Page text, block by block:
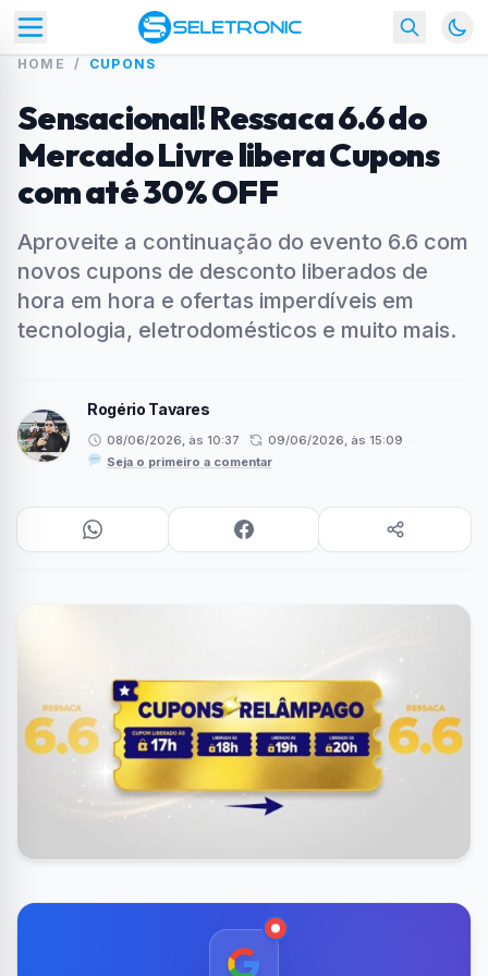
HOME / CUPONS
Sensacional! Ressaca 6.6 do
Mercado Livre libera Cupons
com até 30% OFF
Aproveite a continuação do evento 6.6 com
novos cupons de desconto liberados de
hora em hora e ofertas imperdíveis em
tecnologia, eletrodomésticos e muito mais.
Rogério Tavares
08/06/2026, às 10:37 09/06/2026, às 15:09
·
Seja o primeiro a comentar